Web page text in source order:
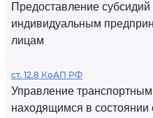
Предоставление
индивидуальным
лицам
ст. 12.8 КоАП РФ
Управление
находящимся в состоянии